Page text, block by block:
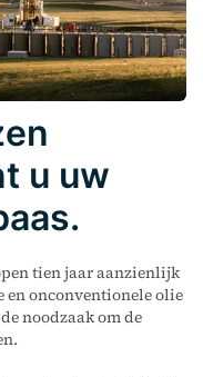
u uw
tien jaar aanzienlijk
onconventionele olie
noodzaak om de